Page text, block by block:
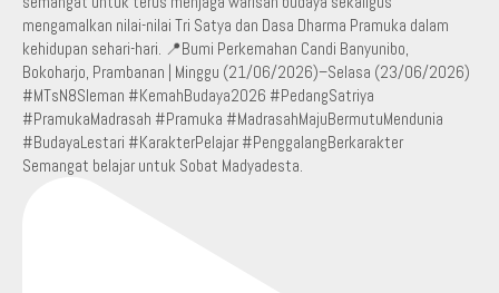
Semangat belajar untuk Sobat Madyadesta.